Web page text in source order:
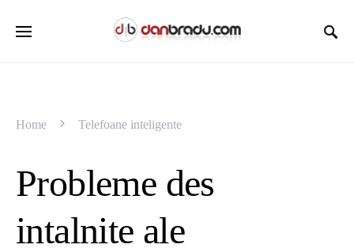
Home Telefoane inteligente
Probleme des
intalnite ale